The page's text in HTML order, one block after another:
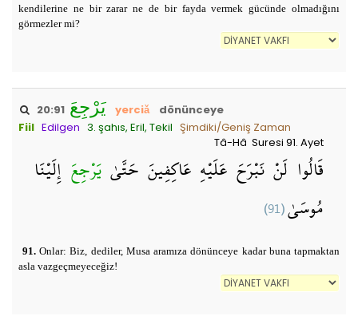
kendilerine ne bir zarar ne de bir fayda vermek gücünde olmadığını
görmezler mi?
20:91 يَرْجِعَ yerciǎ
dönünceye
Fiil Edilgen 3. şahıs, Eril, Tekil Şimdiki/Geniş Zaman
Tâ-Hâ Suresi 91. Ayet
قَالُوا لَنْ نَبْرَحَ عَلَيْهِ عَاكِفِينَ حَتَّىٰيَرْجِعَ إِلَيْنَا
مُوسَىٰ(91)
91.Onlar: Biz, dediler, Musa aramıza dönünceye kadar buna tapmaktan
asla vazgeçmeyeceğiz!